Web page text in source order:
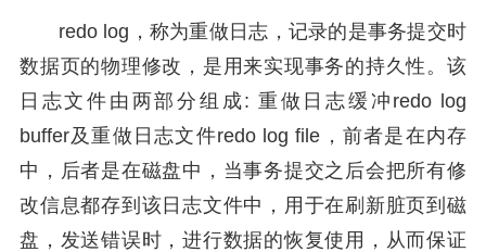
redo log，称为重做日志，记录的是事务提交时
数据页的物理修改，是用来实现事务的持久性。该
日志文件由两部分组成: 重做日志缓冲redo log
buffer及重做日志文件redo log file，前者是在内存
中，后者是在磁盘中，当事务提交之后会把所有修
改信息都存到该日志文件中，用于在刷新脏页到磁
盘，发送错误时，进行数据的恢复使用，从而保证